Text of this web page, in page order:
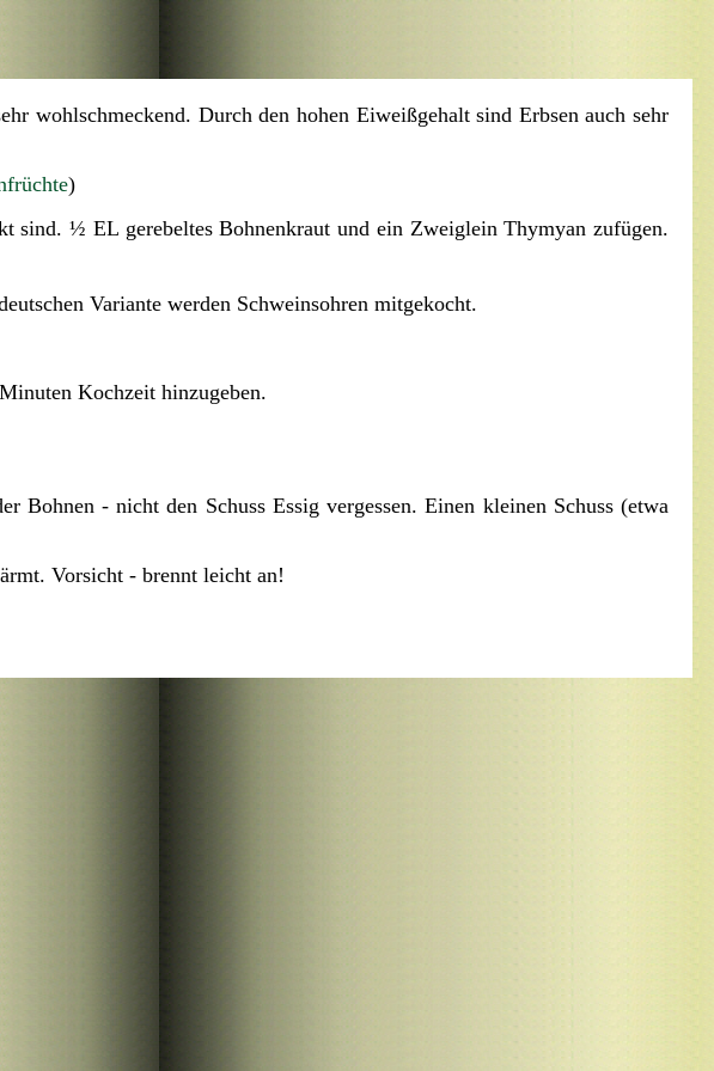
wohlschmeckend. Durch den hohen Eiweißgehalt sind Erbsen auch sehr
)
sind. ½ EL gerebeltes Bohnenkraut und ein Zweiglein Thymyan zufügen.
Variante werden Schweinsohren mitgekocht.
Kochzeit hinzugeben.
Bohnen - nicht den Schuss Essig vergessen. Einen kleinen Schuss (etwa
Vorsicht - brennt leicht an!